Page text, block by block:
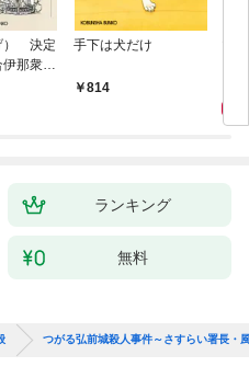
） 決定
那衆異
手下は犬だけ
814
ランキング
無料
つがる弘前城殺人事件～さすらい署長・